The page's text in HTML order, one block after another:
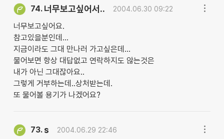
74. 너무보고싶어서.. 2004.06.30 09:22
너무보고싶어요.
참고있을분인데...
지금이라도 그대 만나러 가고싶은데...
물어보면 항상 대답없고 연락하지도 않는것은
내가 아닌 그대잖아요..
그렇게 거부하는데..상처받는데.
또 물어볼 용기가 나겠어요?
73. s 2004.06.29 22:46